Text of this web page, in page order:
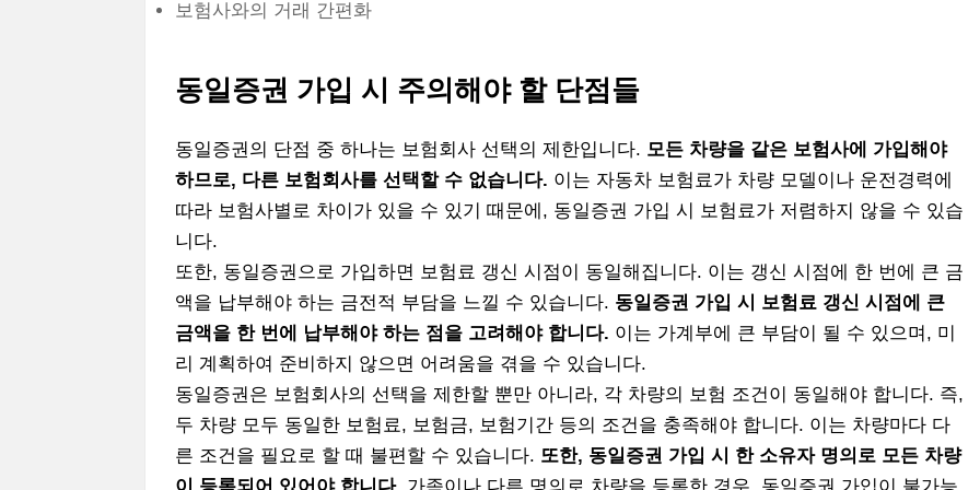
보험사와의 거래 간편화
동일증권 가입 시 주의해야 할 단점들
동일증권의 단점 중 하나는 보험회사 선택의 제한입니다. 모든 차량을 같은 보험사에 가입해야
하므로, 다른 보험회사를 선택할 수 없습니다. 이는 자동차 보험료가 차량 모델이나 운전경력에
따라 보험사별로 차이가 있을 수 있기 때문에, 동일증권 가입 시 보험료가 저렴하지 않을 수 있습
니다.
또한, 동일증권으로 가입하면 보험료 갱신 시점이 동일해집니다. 이는 갱신 시점에 한 번에 큰 금
액을 납부해야 하는 금전적 부담을 느낄 수 있습니다. 동일증권 가입 시 보험료 갱신 시점에 큰
금액을 한 번에 납부해야 하는 점을 고려해야 합니다. 이는 가계부에 큰 부담이 될 수 있으며, 미
리 계획하여 준비하지 않으면 어려움을 겪을 수 있습니다.
동일증권은 보험회사의 선택을 제한할 뿐만 아니라, 각 차량의 보험 조건이 동일해야 합니다. 즉,
두 차량 모두 동일한 보험료, 보험금, 보험기간 등의 조건을 충족해야 합니다. 이는 차량마다 다
른 조건을 필요로 할 때 불편할 수 있습니다. 또한, 동일증권 가입 시 한 소유자 명의로 모든 차량